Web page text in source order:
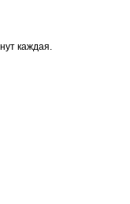
каждая.